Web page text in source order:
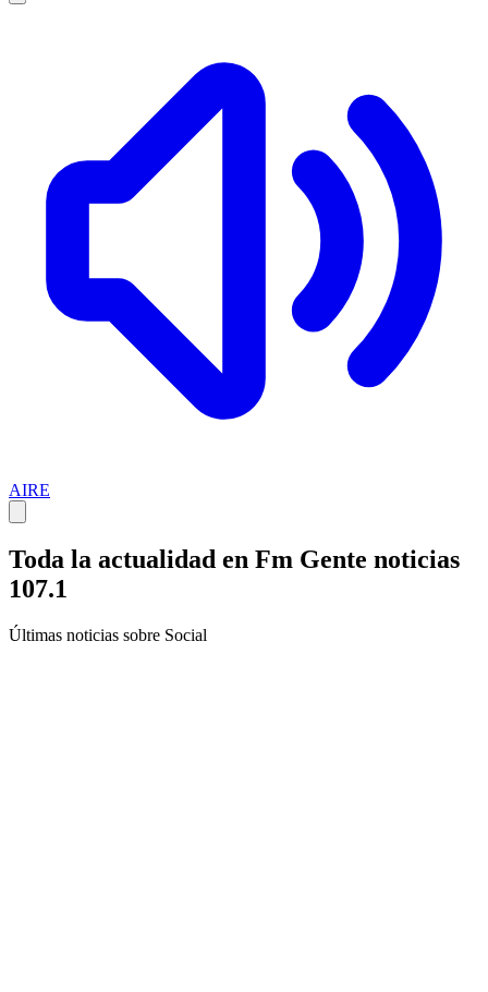
AIRE
Toda la actualidad en Fm Gente noticias
107.1
Últimas noticias sobre Social